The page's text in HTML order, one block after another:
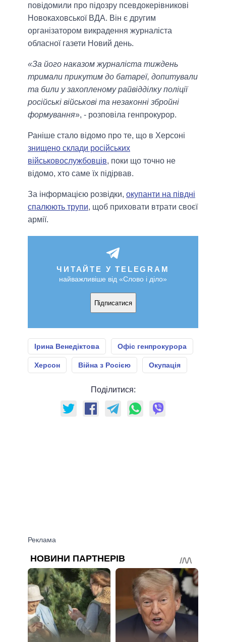
повідомили про підозру псевдокерівникові
Новокаховської ВДА. Він є другим
організатором викрадення журналіста
обласної газети Новий день.
«За його наказом журналіста тиждень
тримали прикутим до батареї, допитували
та били у захопленому райвідділку поліції
російські військові та незаконні збройні
формування», - розповіла генпрокурор.
Раніше стало відомо про те, що в Херсоні
знищено склади російських
військовослужбовців, поки що точно не
відомо, хто саме їх підірвав.
За інформацією розвідки, окупанти на півдні
спалюють трупи, щоб приховати втрати своєї
армії.
ЧИТАЙТЕ У TELEGRAM
найважливіше від «Слово і діло»
Підписатися
Ірина Венедіктова Офіс генпрокурора
Херсон Війна з Росією Окупація
Поділитися: